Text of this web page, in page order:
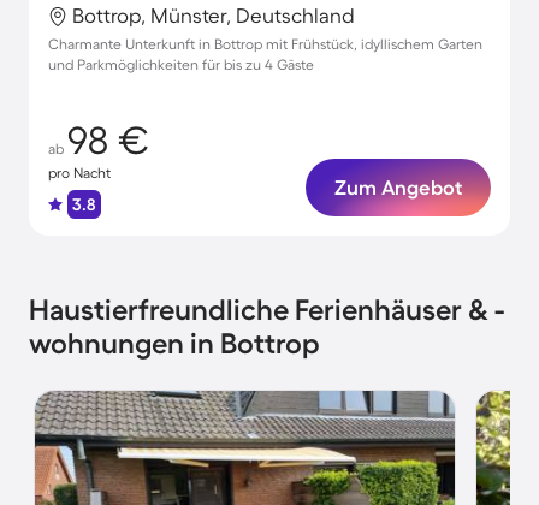
Bottrop, Münster, Deutschland
Charmante Unterkunft in Bottrop mit Frühstück, idyllischem Garten
und Parkmöglichkeiten für bis zu 4 Gäste
ab 98 €
pro Nacht
3.8
Zum Angebot
Haustierfreundliche Ferienhäuser & -
wohnungen in Bottrop